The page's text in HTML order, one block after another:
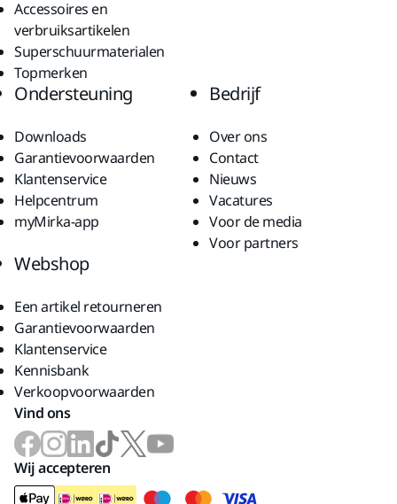
Accessoires en
verbruiksartikelen
Superschuurmaterialen
Topmerken
Ondersteuning
Downloads
Garantievoorwaarden
Klantenservice
Helpcentrum
myMirka-app
Bedrijf
Over ons
Contact
Nieuws
Vacatures
Voor de media
Voor partners
Webshop
Een artikel retourneren
Garantievoorwaarden
Klantenservice
Kennisbank
Verkoopvoorwaarden
Vind ons
Wij accepteren